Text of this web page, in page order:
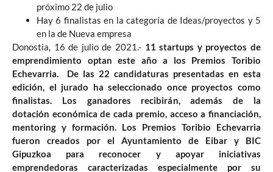
próximo 22 de julio
Hay 6 finalistas en la categoría de Ideas/proyectos y 5
en la de Nueva empresa
Donostia, 16 de julio de 2021.- 11 startups y proyectos de
emprendimiento optan este año a los Premios Toribio
Echevarria. De las 22 candidaturas presentadas en esta
edición, el jurado ha seleccionado once proyectos como
finalistas. Los ganadores recibirán, además de la
dotación económicadecada premio, acceso a financiación,
mentoring y formación. Los Premios Toribio Echevarria
fueron creados por el Ayuntamiento de Eibar y BIC
Gipuzkoa para reconocer y apoyar iniciativas
emprendedoras caracterizadas especialmente por su